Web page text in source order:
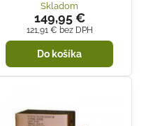
Skladom
149,95 €
121,91 € bez DPH
Do košíka